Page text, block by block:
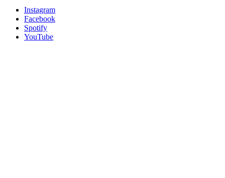
Instagram
Facebook
Spotify
YouTube